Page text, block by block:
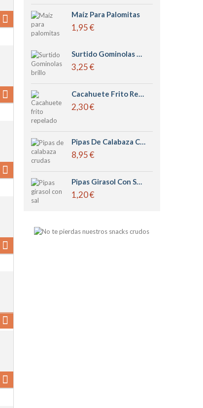
Maíz Para Palomitas
1,95 €
Surtido Gominolas Brillo
3,25 €
Cacahuete Frito Repelado
2,30 €
Pipas De Calabaza Crudas
8,95 €
Pipas Girasol Con Sal Tostadas
1,20 €